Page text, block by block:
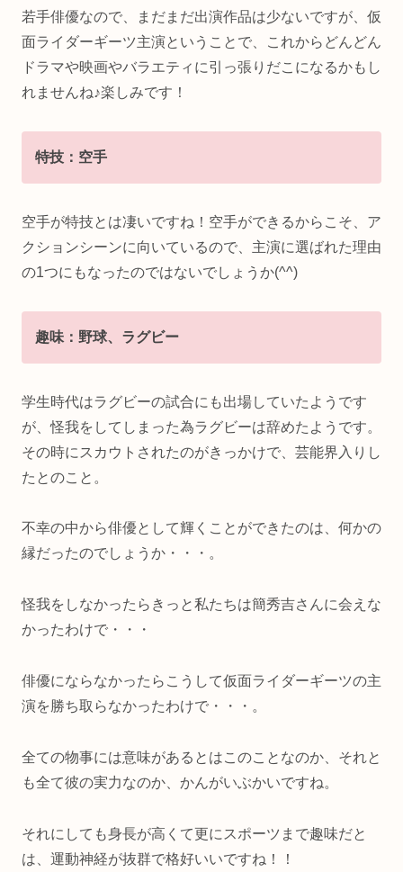
若手俳優なので、まだまだ出演作品は少ないですが、仮
面ライダーギーツ主演ということで、これからどんどん
ドラマや映画やバラエティに引っ張りだこになるかもし
れませんね♪楽しみです！
特技：空手
空手が特技とは凄いですね！空手ができるからこそ、ア
クションシーンに向いているので、主演に選ばれた理由
の1つにもなったのではないでしょうか(^^)
趣味：野球、ラグビー
学生時代はラグビーの試合にも出場していたようです
が、怪我をしてしまった為ラグビーは辞めたようです。
その時にスカウトされたのがきっかけで、芸能界入りし
たとのこと。
不幸の中から俳優として輝くことができたのは、何かの
縁だったのでしょうか・・・。
怪我をしなかったらきっと私たちは簡秀吉さんに会えな
かったわけで・・・
俳優にならなかったらこうして仮面ライダーギーツの主
演を勝ち取らなかったわけで・・・。
全ての物事には意味があるとはこのことなのか、それと
も全て彼の実力なのか、かんがいぶかいですね。
それにしても身長が高くて更にスポーツまで趣味だと
は、運動神経が抜群で格好いいですね！！